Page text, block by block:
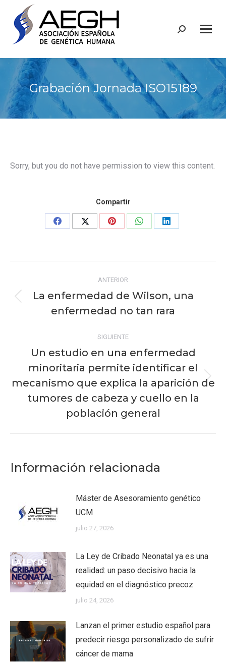
Buscar:
Grabación Jornada ISO15189
Sorry, but you do not have permission to view this content.
Compartir
Share
Share
Share
Share
Share
entre
publicaciones
ANTERIOR
Publicación
anterior:
La enfermedad de Wilson, una
enfermedad no tan rara
SIGUIENTE
Publicación
siguiente:
Un estudio en una enfermedad
minoritaria permite identificar el
mecanismo que explica la aparición de
tumores de cabeza y cuello en la
población general
Información relacionada
Máster de Asesoramiento genético
UCM
julio 27, 2026
La Ley de Cribado Neonatal ya es una
realidad: un paso decisivo hacia la
equidad en el diagnóstico precoz
julio 24, 2026
Lanzan el primer estudio español para
predecir riesgo personalizado de sufrir
cáncer de mama